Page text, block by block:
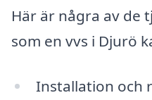
Här är några av de
som en vvs i Djurö
Installation och